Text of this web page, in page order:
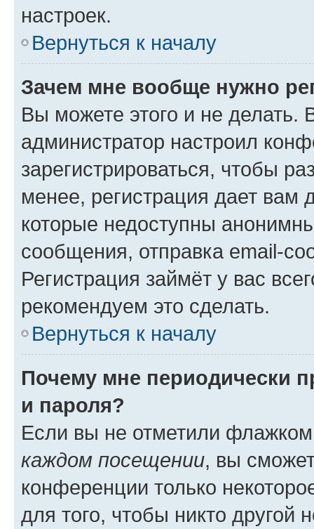
настроек.
Вернуться к началу
Зачем мне вообще нужно
Вы можете этого и не делать.
администратор настроил
зарегистрироваться, чтобы
менее, регистрация дает вам
которые недоступны
сообщения, отправка email-
Регистрация займёт у вас
рекомендуем это сделать.
Вернуться к началу
Почему мне периодически
и пароля?
Если вы не отметили
каждом посещении, вы
конференции только
для того, чтобы никто другой